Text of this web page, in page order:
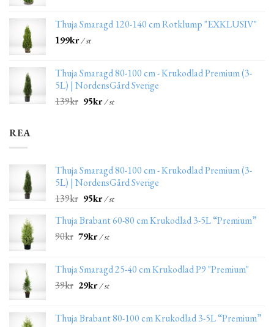
Thuja Smaragd 120-140 cm Rotklump "EXKLUSIV"
199kr/ st
Thuja Smaragd 80-100 cm - Krukodlad Premium (3-
5L) | NordensGård Sverige
139kr 95kr/ st
REA
Thuja Smaragd 80-100 cm - Krukodlad Premium (3-
5L) | NordensGård Sverige
139kr 95kr/ st
Thuja Brabant 60-80 cm Krukodlad 3-5L “Premium”
90kr 79kr/ st
Thuja Smaragd 25-40 cm Krukodlad P9 "Premium"
39kr 29kr/ st
Thuja Brabant 80-100 cm Krukodlad 3-5L “Premium”